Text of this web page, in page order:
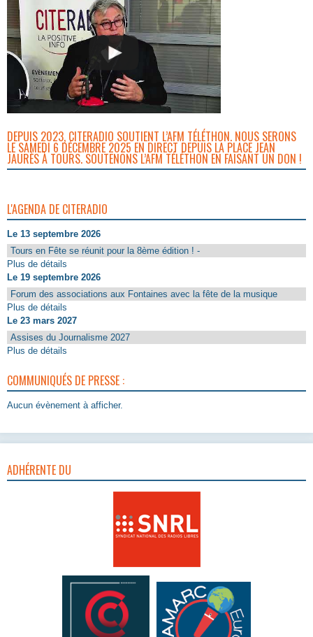
DEPUIS 2023, CITERADIO SOUTIENT L’AFM TÉLÉTHON. NOUS SERONS
LE SAMEDI 6 DÉCEMBRE 2025 EN DIRECT DEPUIS LA PLACE JEAN
JAURÈS À TOURS. SOUTENONS L’AFM TÉLÉTHON EN FAISANT UN DON !
L'AGENDA DE CITERADIO
Le 13 septembre 2026
Tours en Fête se réunit pour la 8ème édition ! -
Plus de détails
Le 19 septembre 2026
Forum des associations aux Fontaines avec la fête de la musique
Plus de détails
Le 23 mars 2027
Assises du Journalisme 2027
Plus de détails
COMMUNIQUÉS DE PRESSE :
Aucun évènement à afficher.
ADHÉRENTE DU